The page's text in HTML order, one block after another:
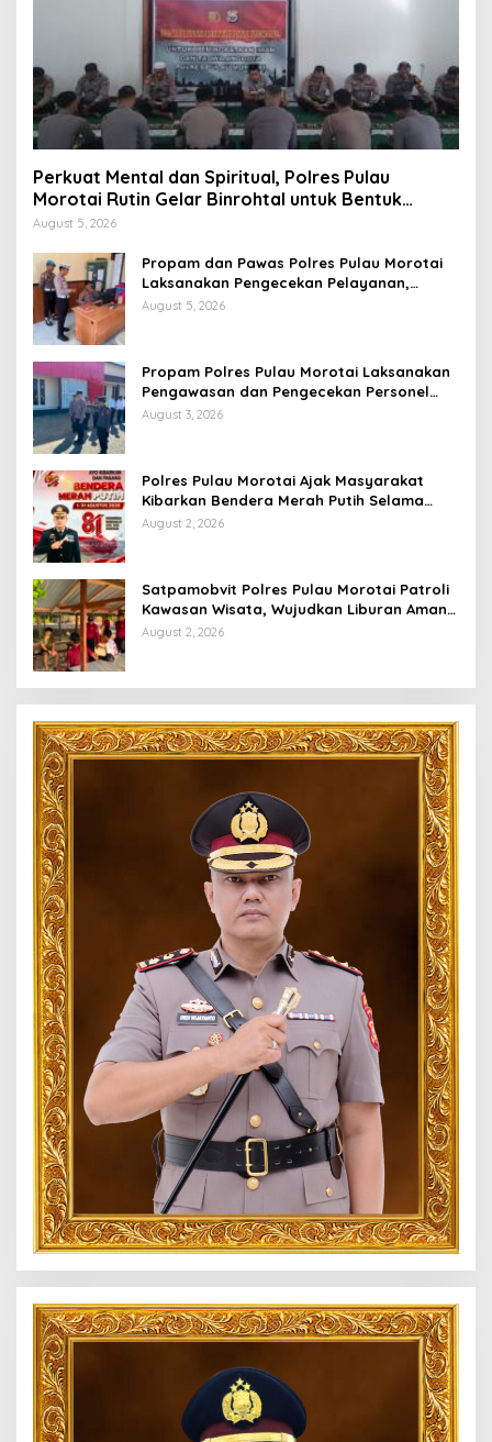
Perkuat Mental dan Spiritual, Polres Pulau
Morotai Rutin Gelar Binrohtal untuk Bentuk
Personel Berintegritas
August 5, 2026
Propam dan Pawas Polres Pulau Morotai
Laksanakan Pengecekan Pelayanan,
Pastikan Masyarakat Mendapat
August 5, 2026
Propam Polres Pulau Morotai Laksanakan
Pengawasan dan Pengecekan Personel
Saat Apel Serah Terima Piket Fungsi
August 3, 2026
Polres Pulau Morotai Ajak Masyarakat
Kibarkan Bendera Merah Putih Selama
Bulan Kemerdekaan
August 2, 2026
Satpamobvit Polres Pulau Morotai Patroli
Kawasan Wisata, Wujudkan Liburan Aman
dan Kondusif
August 2, 2026